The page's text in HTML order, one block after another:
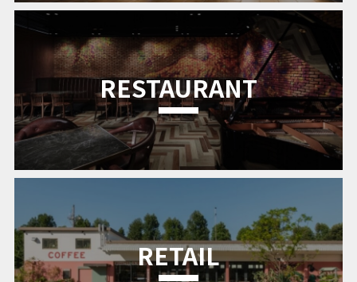
RESTAURANT
RETAIL